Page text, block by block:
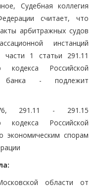
Судебная коллегия
считает, что
арбитражных судов
инстанций
1 статьи 291.11
кодекса Российской
банка - подлежит
291.11 - 291.15
кодекса Российской
экономическим спорам
области от